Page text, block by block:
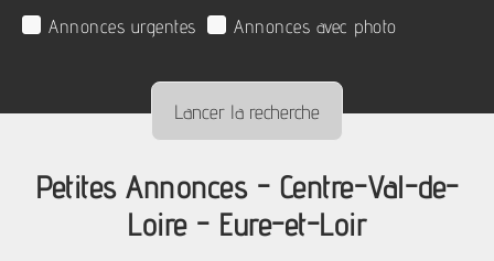
Annonces urgentes
Annonces avec photo
Petites Annonces - Centre-Val-de-
Loire - Eure-et-Loir